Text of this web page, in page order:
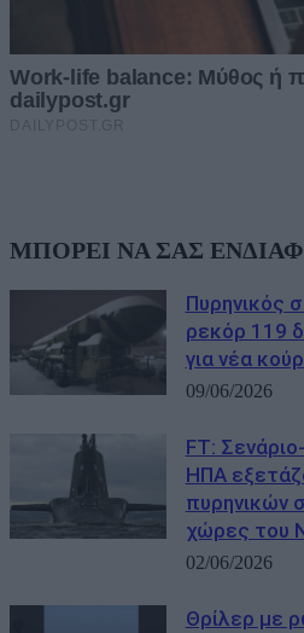
ΜΠΟΡΕΙ ΝΑ ΣΑΣ
Πυρηνικός
ρεκόρ 119
για νέα
09/06/2026
FT:
ΗΠΑ
πυρηνικών
χώρες του
02/06/2026
Θρίλερ με